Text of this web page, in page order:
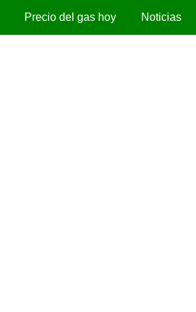
Precio del gas hoy Noticias